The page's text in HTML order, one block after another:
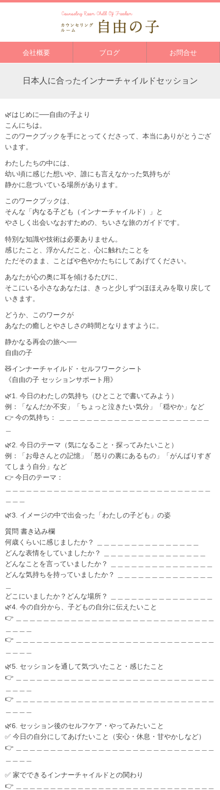
会社概要 ブログ お問合せ
日本人に合ったインナーチャイルドセッション
🌿はじめに──自由の子より
こんにちは。
このワークブックを手にとってくださって、本当にありがとうござ
います。
わたしたちの中には、
幼い頃に感じた想いや、誰にも言えなかった気持ちが
静かに息づいている場所があります。
このワークブックは、
そんな「内なる子ども（インナーチャイルド）」と
やさしく出会いなおすための、ちいさな旅のガイドです。
特別な知識や技術は必要ありません。
感じたこと、浮かんだこと、心に触れたことを
ただそのまま、ことばや色やかたちにしてあげてください。
あなたが心の奥に耳を傾けるたびに、
そこにいる小さなあなたは、きっと少しずつほほえみを取り戻して
いきます。
どうか、このワークが
あなたの癒しとやさしさの時間となりますように。
静かなる再会の旅へ──
自由の子
🧸インナーチャイルド・セルフワークシート
《自由の子 セッションサポート用》
🌿1. 今日のわたしの気持ち（ひとことで書いてみよう）
例：「なんだか不安」「ちょっと泣きたい気分」「穏やか」など
👉 今の気持ち： ＿＿＿＿＿＿＿＿＿＿＿＿＿＿＿＿＿＿＿＿＿＿
🌿2. 今日のテーマ（気になること・探ってみたいこと）
例：「お母さんとの記憶」「怒りの裏にあるもの」「がんばりすぎ
てしまう自分」など
👉 今日のテーマ：
🌿3. イメージの中で出会った「わたしの子ども」の姿
質問 書き込み欄
何歳くらいに感じましたか？ ＿＿＿＿＿＿＿＿＿＿＿＿＿＿＿
どんな表情をしていましたか？ ＿＿＿＿＿＿＿＿＿＿＿＿＿＿＿
どんなことを言っていましたか？ ＿＿＿＿＿＿＿＿＿＿＿＿＿＿＿
どんな気持ちを持っていましたか？ ＿＿＿＿＿＿＿＿＿＿＿＿＿＿
どこにいましたか？どんな場所？ ＿＿＿＿＿＿＿＿＿＿＿＿＿＿＿
🌿4. 今の自分から、子どもの自分に伝えたいこと
👉 ＿＿＿＿＿＿＿＿＿＿＿＿＿＿＿＿＿＿＿＿＿＿＿＿＿＿＿＿＿
👉 ＿＿＿＿＿＿＿＿＿＿＿＿＿＿＿＿＿＿＿＿＿＿＿＿＿＿＿＿＿
🌿5. セッションを通して気づいたこと・感じたこと
👉 ＿＿＿＿＿＿＿＿＿＿＿＿＿＿＿＿＿＿＿＿＿＿＿＿＿＿＿＿＿
👉 ＿＿＿＿＿＿＿＿＿＿＿＿＿＿＿＿＿＿＿＿＿＿＿＿＿＿＿＿＿
🌿6. セッション後のセルフケア・やってみたいこと
✅ 今日の自分にしてあげたいこと（安心・休息・甘やかしなど）
👉 ＿＿＿＿＿＿＿＿＿＿＿＿＿＿＿＿＿＿＿＿＿＿＿＿＿＿＿＿＿
✅ 家でできるインナーチャイルドとの関わり
👉 ＿＿＿＿＿＿＿＿＿＿＿＿＿＿＿＿＿＿＿＿＿＿＿＿＿＿＿＿＿